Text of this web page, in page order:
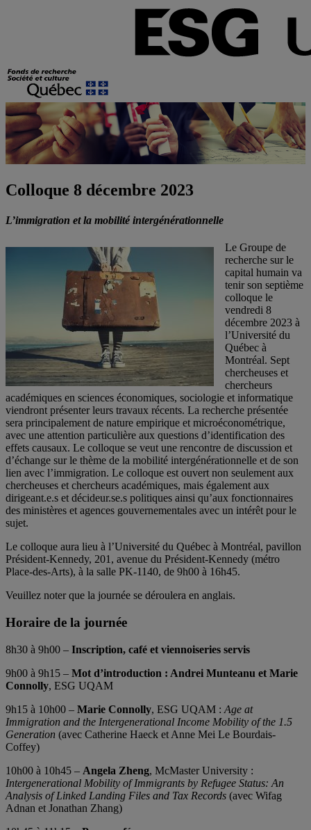
Colloque 8 décembre 2023
L’immigration et la mobilité intergénérationnelle
Le Groupe de
recherche sur le
capital humain va
tenir son septième
colloque le
vendredi 8
décembre 2023 à
l’Université du
Québec à
Montréal. Sept
chercheuses et
chercheurs
académiques en sciences économiques, sociologie et informatique
viendront présenter leurs travaux récents. La recherche présentée
sera principalement de nature empirique et microéconométrique,
avec une attention particulière aux questions d’identification des
effets causaux. Le colloque se veut une rencontre de discussion et
d’échange sur le thème de la mobilité intergénérationnelle et de son
lien avec l’immigration. Le colloque est ouvert non seulement aux
chercheuses et chercheurs académiques, mais également aux
dirigeant.e.s et décideur.se.s politiques ainsi qu’aux fonctionnaires
des ministères et agences gouvernementales avec un intérêt pour le
sujet.
Le colloque aura lieu à l’Université du Québec à Montréal, pavillon
Président-Kennedy, 201, avenue du Président-Kennedy (métro
Place-des-Arts), à la salle PK-1140, de 9h00 à 16h45.
Veuillez noter que la journée se déroulera en anglais.
Horaire de la journée
8h30 à 9h00 – Inscription, café et viennoiseries servis
9h00 à 9h15 – Mot d’introduction : Andrei Munteanu et Marie
Connolly, ESG UQAM
9h15 à 10h00 – Marie Connolly, ESG UQAM : Age at
Immigration and the Intergenerational Income Mobility of the 1.5
Generation (avec Catherine Haeck et Anne Mei Le Bourdais-
Coffey)
10h00 à 10h45 – Angela Zheng, McMaster University :
Intergenerational Mobility of Immigrants by Refugee Status: An
Analysis of Linked Landing Files and Tax Records (avec Wifag
Adnan et Jonathan Zhang)